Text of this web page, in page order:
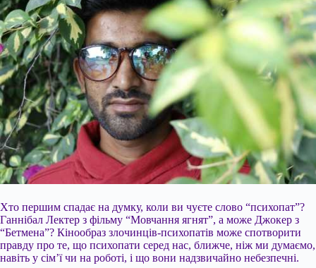
Хто першим спадає на думку, коли ви чуєте слово “психопат”?
Ганнібал Лектер з фільму “Мовчання ягнят”, а може Джокер з
“Бетмена”? Кінообраз злочинців-психопатів може спотворити
правду про те, що психопати серед нас, ближче, ніж ми думаємо,
навіть у сім’ї чи на роботі, і що вони надзвичайно небезпечні.